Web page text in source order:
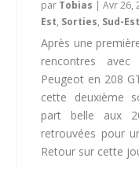
par Tobias |Avr 26,
Est, Sorties, Sud-Est
Après une
rencontres
Peugeot en 208
cette deuxième
part belle aux
retrouvées pour
Retour sur cette